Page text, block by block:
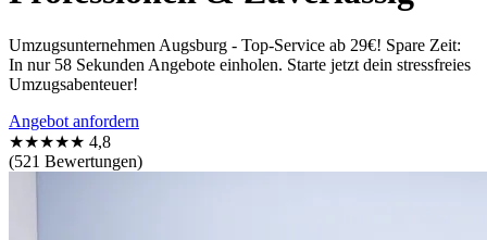
Umzugsunternehmen Augsburg - Top-Service ab 29€! Spare Zeit:
In nur 58 Sekunden Angebote einholen. Starte jetzt dein stressfreies
Umzugsabenteuer!
Angebot anfordern
★★★★★ 4,8
(521 Bewertungen)